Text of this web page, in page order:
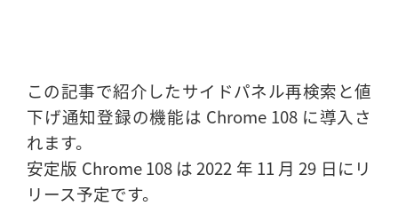
この記事で紹介したサイドパネル再検索と値
下げ通知登録の機能は Chrome 108 に導入さ
れます。
安定版 Chrome 108 は 2022 年 11 月 29 日にリ
リース予定です。